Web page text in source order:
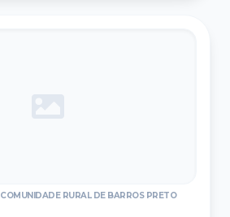
COMUNIDADE RURAL DE BARROS PRETO